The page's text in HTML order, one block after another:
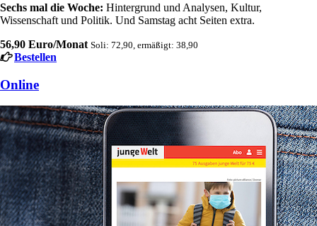
Sechs mal die Woche: Hintergrund und Analysen, Kultur,
Wissenschaft und Politik. Und Samstag acht Seiten extra.
56,90 Euro/Monat Soli: 72,90, ermäßigt: 38,90
Bestellen
Online